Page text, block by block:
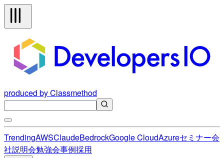
produced by Classmethod
TrendingAWSClaudeBedrockGoogle CloudAzureセミナー会
社説明会勉強会事例採用